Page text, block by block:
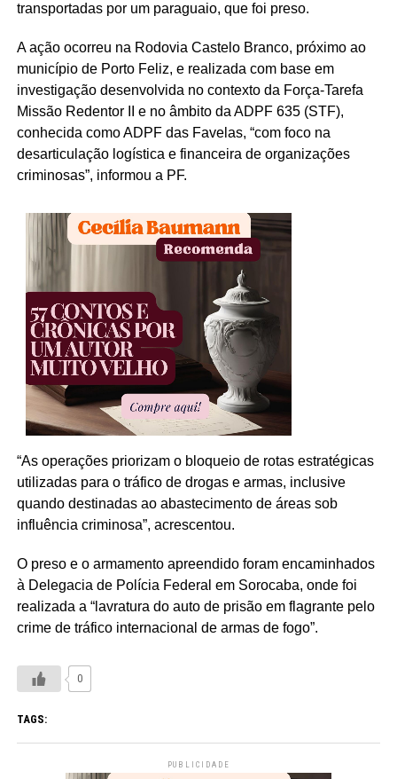
transportadas por um paraguaio, que foi preso.
A ação ocorreu na Rodovia Castelo Branco, próximo ao
município de Porto Feliz, e realizada com base em
investigação desenvolvida no contexto da Força-Tarefa
Missão Redentor II e no âmbito da ADPF 635 (STF),
conhecida como ADPF das Favelas, “com foco na
desarticulação logística e financeira de organizações
criminosas”, informou a PF.
“As operações priorizam o bloqueio de rotas estratégicas
utilizadas para o tráfico de drogas e armas, inclusive
quando destinadas ao abastecimento de áreas sob
influência criminosa”, acrescentou.
O preso e o armamento apreendido foram encaminhados
à Delegacia de Polícia Federal em Sorocaba, onde foi
realizada a “lavratura do auto de prisão em flagrante pelo
crime de tráfico internacional de armas de fogo”.
0
TAGS:
PUBLICIDADE